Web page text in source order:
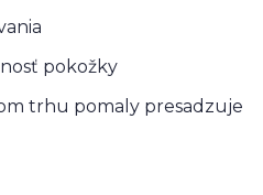
pokožky
trhu pomaly presadzuje